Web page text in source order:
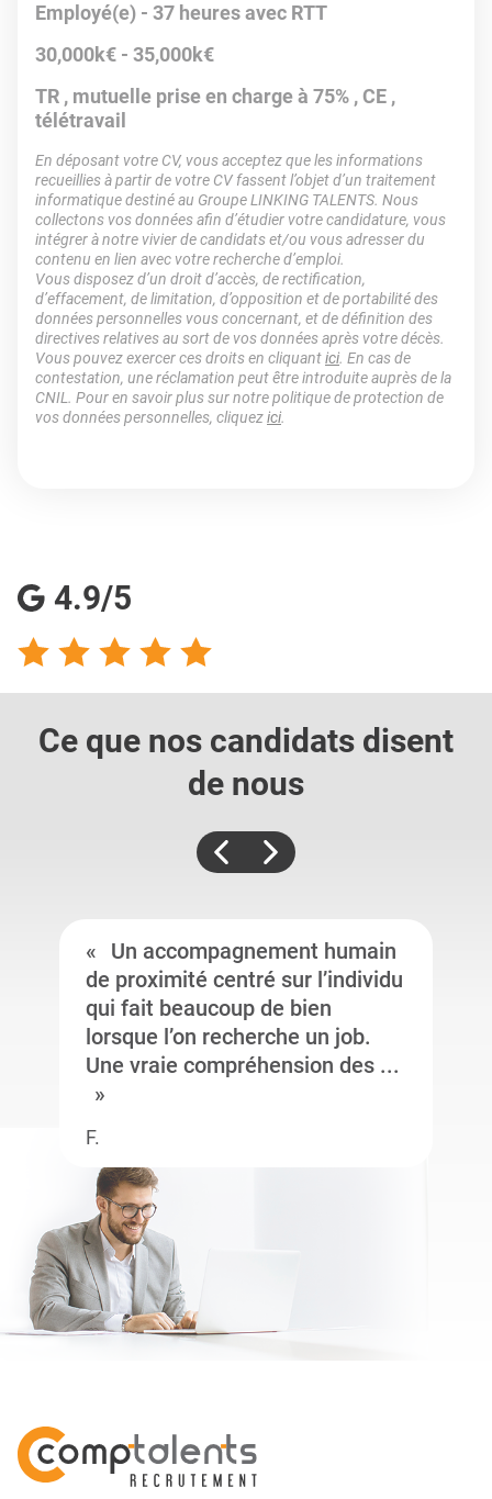
Employé(e) - 37 heures avec RTT
30,000k€ - 35,000k€
TR , mutuelle prise en charge à 75% , CE ,
télétravail
En déposant votre CV, vous acceptez que les informations
recueillies à partir de votre CV fassent l’objet d’un traitement
informatique destiné au Groupe LINKING TALENTS. Nous
collectons vos données afin d’étudier votre candidature, vous
intégrer à notre vivier de candidats et/ou vous adresser du
contenu en lien avec votre recherche d’emploi.
Vous disposez d’un droit d’accès, de rectification,
d’effacement, de limitation, d’opposition et de portabilité des
données personnelles vous concernant, et de définition des
directives relatives au sort de vos données après votre décès.
Vous pouvez exercer ces droits en cliquantici. En cas de
contestation, une réclamation peut être introduite auprès de la
CNIL. Pour en savoir plus sur notre politique de protection de
vos données personnelles, cliquezici.
4.9/5
Ce que nos candidats disent
de nous
Un accompagnement humain
de proximité centré sur l’individu
qui fait beaucoup de bien
lorsque l’on recherche un job.
Une vraie compréhension des ...
F.